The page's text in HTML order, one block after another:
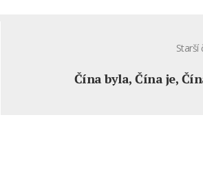
Starší
Čína byla, Čína je,